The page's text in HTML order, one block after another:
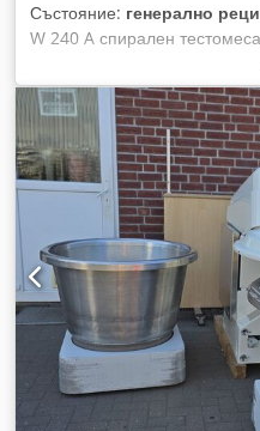
Състояние: генерално
W 240 A спирален
Двускоростно задвижване с
инвертор Оригинален
Скребок за тесто Dedpfx
температурата По-кратко
последователни цикли на
тестото Боядисана
видове тесто
на казана: 370 литра